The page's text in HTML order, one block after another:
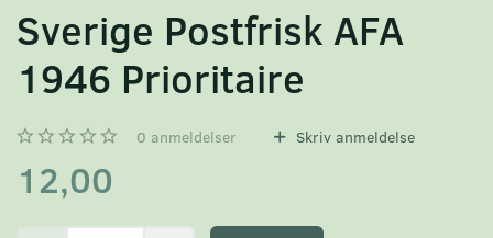
Sverige Postfrisk AFA
1946 Prioritaire
0 anmeldelser Skriv anmeldelse
12,00